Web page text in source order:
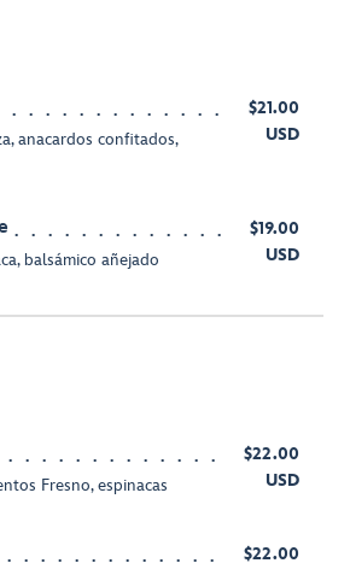
anacardos confitados,
$21.00
USD
balsámico añejado
$19.00
USD
Fresno, espinacas
$22.00
USD
$22.00